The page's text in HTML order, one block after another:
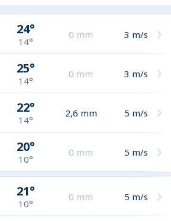
24°
14°
0 mm 3 m/s
25°
14°
0 mm 3 m/s
22°
14°
2,6 mm 5 m/s
20°
10°
0 mm 5 m/s
21°
10°
0 mm 5 m/s